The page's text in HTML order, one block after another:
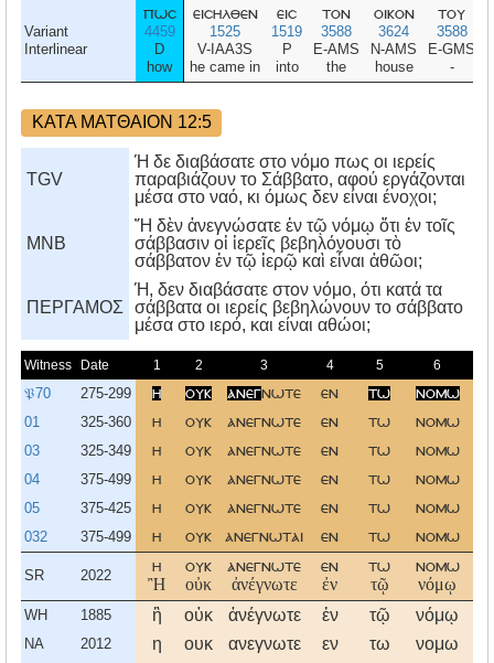
Variant
Interlinear
πωσ
4459
D
how
εισηλθεν
1525
V-IAA3S
he came in
εισ
1519
P
into
τον
3588
E-AMS
the
οικον
3624
N-AMS
house
του
3588
E-GMS
-
ΚΑΤΑ ΜΑΤΘΑΙΟΝ 12:5
TGV
Ή δε διαβάσατε στο νόμο πως οι ιερείς
παραβιάζουν το Σάββατο, αφού εργάζονται
μέσα στο ναό, κι όμως δεν είναι ένοχοι;
MNB
Ἤ δὲν ἀνεγνώσατε ἐν τῷ νόμῳ ὅτι ἐν τοῖς
σάββασιν οἱ ἱερεῖς βεβηλόνουσι τὸ
σάββατον ἐν τῷ ἱερῷ καὶ εἶναι ἀθῶοι;
ΠΕΡΓΑΜΟΣ
Ή, δεν διαβάσατε στον νόμο, ότι κατά τα
σάββατα οι ιερείς βεβηλώνουν το σάββατο
μέσα στο ιερό, και είναι αθώοι;
Witness Date 1 2 3 4 5 6
𝔓70 275-299 η ουκ ανεγνωτε εν τω νομω
01 325-360 η ουκ ανεγνωτε εν τω νομω
03 325-349 η ουκ ανεγνωτε εν τω νομω
04 375-499 η ουκ ανεγνωτε εν τω νομω
05 375-425 η ουκ ανεγνωτε εν τω νομω
032 375-499 η ουκ ανεγνωται εν τω νομω
SR 2022
η
Ἢ
ουκ
οὐκ
ανεγνωτε
ἀνέγνωτε
εν
ἐν
τω
τῷ
νομω
νόμῳ
WH 1885 ἢ οὐκ ἀνέγνωτε ἐν τῷ νόμῳ
NA 2012 η ουκ ανεγνωτε εν τω νομω